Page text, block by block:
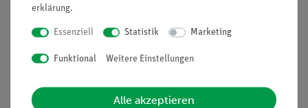
Leitungsbaustein,
Gehäuse G1
00
Verbindungsleitung, 25
07313-
erklärung.
Essenziell Statistik Marketing
Funktional Weitere Einstellungen
Alle akzeptieren